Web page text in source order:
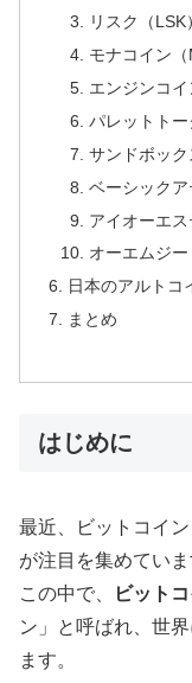
リスク（LSK）
モナコイン（
エンジンコイ
パレットトー
サンドボック
ベーシックア
アイオーエス
オーエムジー
日本のアルトコ
まとめ
はじめに
最近、ビットコイ
が注目を集めていま
この中で、
ビット
ン」と呼ばれ、世
ます。